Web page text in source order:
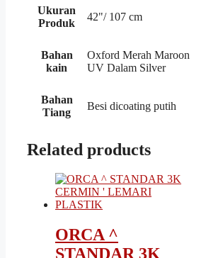
Ukuran
Produk
42"/ 107 cm
Bahan
kain
Oxford Merah Maroon
UV Dalam Silver
Bahan
Tiang
Besi dicoating putih
Related products
ORCA ^
STANDAR 3K